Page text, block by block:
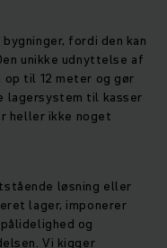
fordi den kan
unikke udnyttelse af
op til 12 meter og gør
lagersystem til kasser
heller ikke noget
løsning eller
lager, imponerer
og
Vi kigger